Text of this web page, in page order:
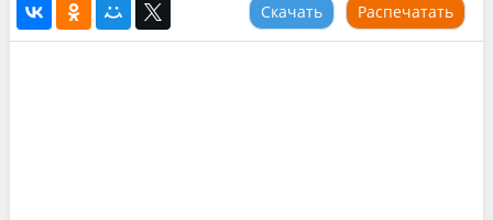
Скачать Распечатать